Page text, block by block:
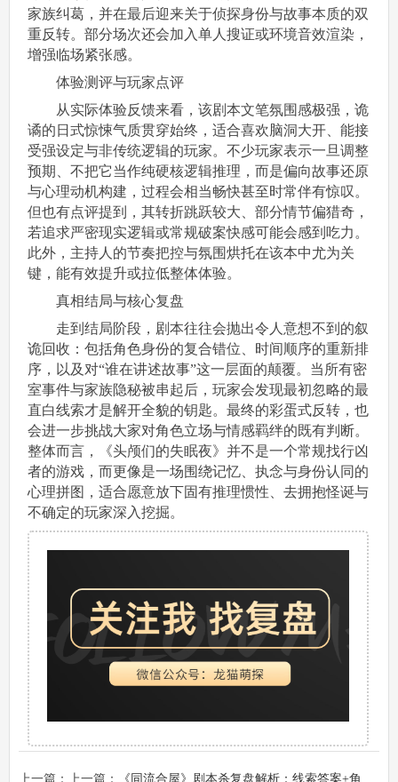
家族纠葛，并在最后迎来关于侦探身份与故事本质的双
重反转。部分场次还会加入单人搜证或环境音效渲染，
增强临场紧张感。
体验测评与玩家点评
从实际体验反馈来看，该剧本文笔氛围感极强，诡
谲的日式惊悚气质贯穿始终，适合喜欢脑洞大开、能接
受强设定与非传统逻辑的玩家。不少玩家表示一旦调整
预期、不把它当作纯硬核逻辑推理，而是偏向故事还原
与心理动机构建，过程会相当畅快甚至时常伴有惊叹。
但也有点评提到，其转折跳跃较大、部分情节偏猎奇，
若追求严密现实逻辑或常规破案快感可能会感到吃力。
此外，主持人的节奏把控与氛围烘托在该本中尤为关
键，能有效提升或拉低整体体验。
真相结局与核心复盘
走到结局阶段，剧本往往会抛出令人意想不到的叙
诡回收：包括角色身份的复合错位、时间顺序的重新排
序，以及对“谁在讲述故事”这一层面的颠覆。当所有密
室事件与家族隐秘被串起后，玩家会发现最初忽略的最
直白线索才是解开全貌的钥匙。最终的彩蛋式反转，也
会进一步挑战大家对角色立场与情感羁绊的既有判断。
整体而言，《头颅们的失眠夜》并不是一个常规找行凶
者的游戏，而更像是一场围绕记忆、执念与身份认同的
心理拼图，适合愿意放下固有推理惯性、去拥抱怪诞与
不确定的玩家深入挖掘。
上一篇：上一篇：
《同流合屋》剧本杀复盘解析：线索答案+角